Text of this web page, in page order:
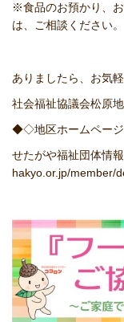
※食品のお預かり、
は、ご
お困りご
ありましたら、お気
社会福祉協議会松原
◆◇地区ホームペー
せたがや福祉団体情
hakyo.or.jp/member/